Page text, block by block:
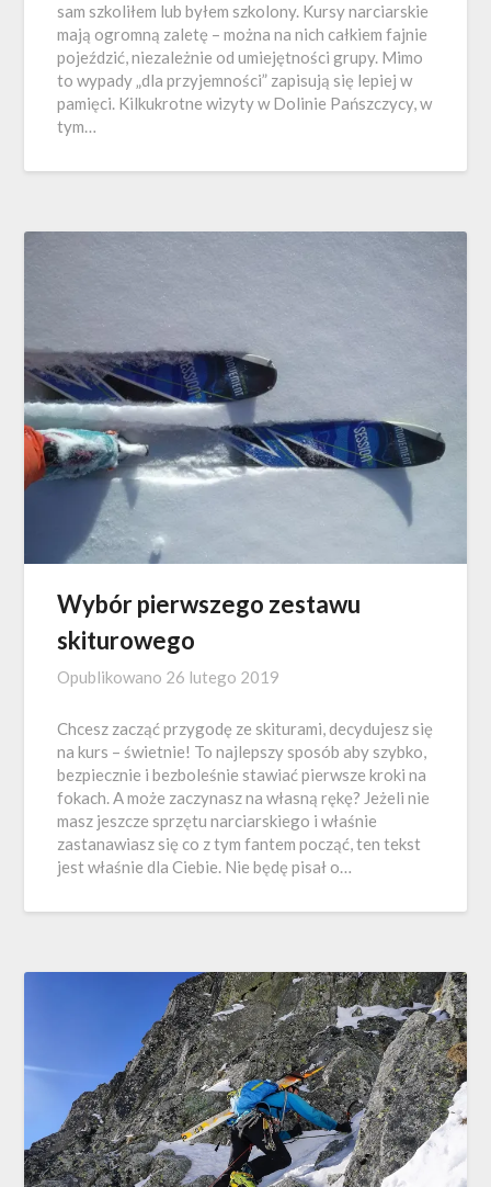
sam szkoliłem lub byłem szkolony. Kursy narciarskie
mają ogromną zaletę – można na nich całkiem fajnie
pojeździć, niezależnie od umiejętności grupy. Mimo
to wypady „dla przyjemności” zapisują się lepiej w
pamięci. Kilkukrotne wizyty w Dolinie Pańszczycy, w
tym…
Wybór pierwszego zestawu
skiturowego
Opublikowano 26 lutego 2019
Chcesz zacząć przygodę ze skiturami, decydujesz się
na kurs – świetnie! To najlepszy sposób aby szybko,
bezpiecznie i bezboleśnie stawiać pierwsze kroki na
fokach. A może zaczynasz na własną rękę? Jeżeli nie
masz jeszcze sprzętu narciarskiego i właśnie
zastanawiasz się co z tym fantem począć, ten tekst
jest właśnie dla Ciebie. Nie będę pisał o…